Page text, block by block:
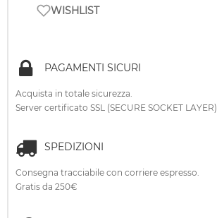
WISHLIST
PAGAMENTI SICURI
Acquista in totale sicurezza.
Server certificato SSL (SECURE SOCKET LAYER)
SPEDIZIONI
Consegna tracciabile con corriere espresso.
Gratis da 250€